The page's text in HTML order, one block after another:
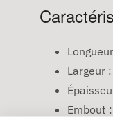
Largeur
Embout